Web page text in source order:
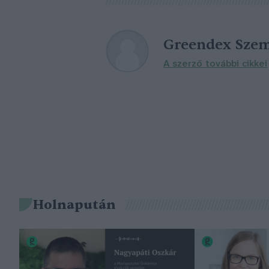
Greendex
A szerző további cikkei
Holnapután